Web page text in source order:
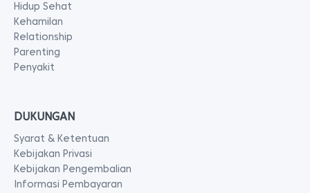
Hidup Sehat
Kehamilan
Relationship
Parenting
Penyakit
DUKUNGAN
Syarat & Ketentuan
Kebijakan Privasi
Kebijakan Pengembalian
Informasi Pembayaran